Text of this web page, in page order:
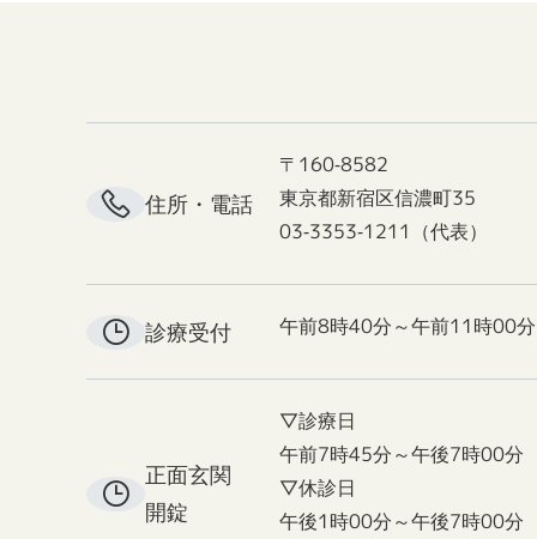
住所・電話
〒160-8582
東京都新宿区信濃町35
03-3353-1211（代表）
診療受付 午前8時40分～午前11時00分
正面玄関
開錠
▽診療日
午前7時45分～午後7時00分
▽休診日
午後1時00分～午後7時00分